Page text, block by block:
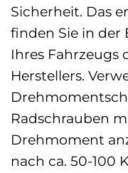
Sicherheit. Das
finden Sie in der
Ihres Fahrzeugs
Herstellers.
Radschrauben
Drehmoment
nach ca. 50-100